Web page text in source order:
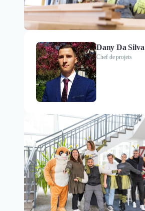
Dany Da Silva
Chef de projets